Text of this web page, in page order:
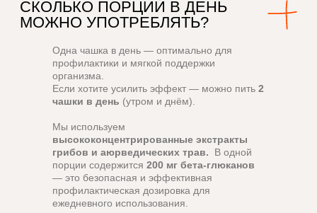
Одна чашка в день — оптимально для
профилактики и мягкой поддержки
организма.
Если хотите усилить эффект — можно пить 2
чашки в день (утром и днём).
Мы используем
высококонцентрированные экстракты
грибов и аюрведических трав. В одной
порции содержится 200 мг бета-глюканов
— это безопасная и эффективная
профилактическая дозировка для
ежедневного использования.